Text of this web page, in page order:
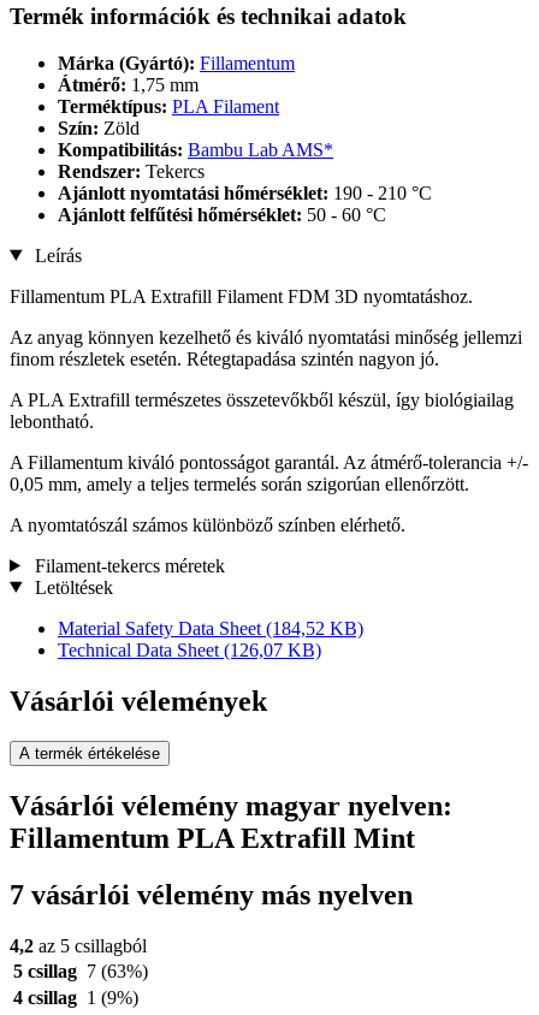
Termék információk és technikai adatok
Márka (Gyártó): Fillamentum
Átmérő: 1,75 mm
Terméktípus: PLA Filament
Szín: Zöld
Kompatibilitás: Bambu Lab AMS*
Rendszer: Tekercs
Ajánlott nyomtatási hőmérséklet: 190 - 210 °C
Ajánlott felfűtési hőmérséklet: 50 - 60 °C
Leírás
Fillamentum PLA Extrafill Filament FDM 3D nyomtatáshoz.
Az anyag könnyen kezelhető és kiváló nyomtatási minőség jellemzi
finom részletek esetén. Rétegtapadása szintén nagyon jó.
A PLA Extrafill természetes összetevőkből készül, így biológiailag
lebontható.
A Fillamentum kiváló pontosságot garantál. Az átmérő-tolerancia +/-
0,05 mm, amely a teljes termelés során szigorúan ellenőrzött.
A nyomtatószál számos különböző színben elérhető.
Filament-tekercs méretek
Letöltések
Material Safety Data Sheet (184,52 KB)
Technical Data Sheet (126,07 KB)
Vásárlói vélemények
A termék értékelése
Vásárlói vélemény magyar nyelven:
Fillamentum PLA Extrafill Mint
7 vásárlói vélemény más nyelven
4,2 az 5 csillagból
5 csillag 7 (63%)
4 csillag 1 (9%)